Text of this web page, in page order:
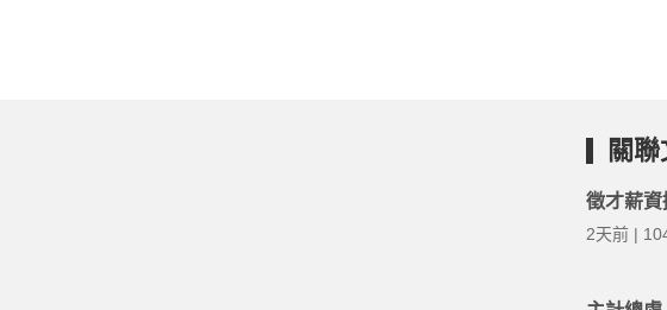
關
徵才薪資
2天前 |